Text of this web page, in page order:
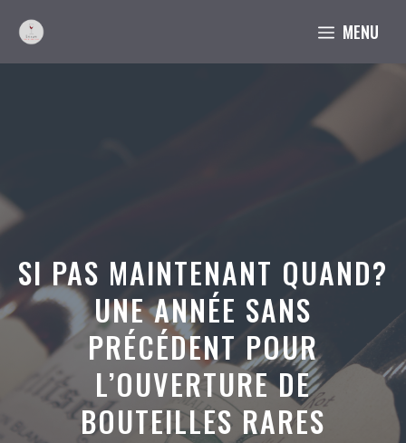
contenu
MENU
SI PAS MAINTENANT QUAND?
UNE ANNÉE SANS
PRÉCÉDENT POUR
L’OUVERTURE DE
BOUTEILLES RARES